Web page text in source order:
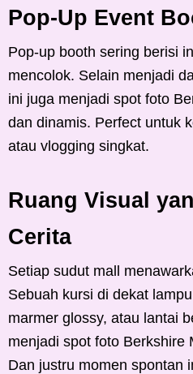
Pop-Up Event
Pop-up booth sering berisi
mencolok. Selain menjadi
ini juga menjadi spot foto
dan dinamis. Perfect untuk
atau vlogging singkat.
Ruang Visual
Cerita
Setiap sudut mall
Sebuah kursi di dekat
marmer glossy, atau lantai
menjadi spot foto Berkshire
Dan justru momen spontan